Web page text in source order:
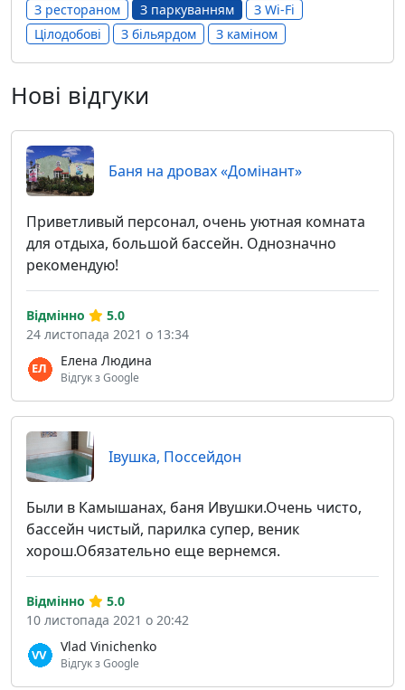
З рестораном З паркуванням
З Wi-Fi
Цілодобові
З більярдом З каміном
Нові відгуки
Баня на дровах «Домiнант»
Приветливый персонал, очень уютная комната
для отдыха, большой бассейн. Однозначно
рекомендую!
Елена Людина
Відгук з Google
Відмінно
5.0
24 листопада 2021 о 13:34
Івушка, Поссейдон
Были в Камышанах, баня Ивушки.Очень чисто,
бассейн чистый, парилка супер, веник
хорош.Обязательно еще вернемся.
Vlad Vinichenko
Відгук з Google
Відмінно
5.0
10 листопада 2021 о 20:42